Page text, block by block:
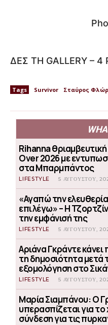
ΔΕΣ ΤΗ GALLERY – 4
Tags Survivor Σταύρος
Rihanna
Over 2026 με
στα Μπαρμπάντος
LIFESTYLE 5 ΑΥΓΟΎΣΤΟΥ,
«Αγαπώ την
επιλέγω» – Η
την εμφάνισή της
LIFESTYLE 5 ΑΥΓΟΎΣΤΟΥ,
Αριάνα Γκράντε
τη δημοσιότητα μετά
εξομολόγηση στο
LIFESTYLE 5 ΑΥΓΟΎΣΤΟΥ,
Μαρία Σιαμπάνου: Ο
υπερασπίζεται για
σύνδεση για τις